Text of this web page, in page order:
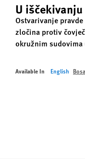
U iščekivanju
Ostvarivanje
zločina protiv
okružnim
Available In English